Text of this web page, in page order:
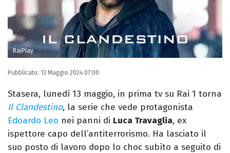
RaiPlay
Pubblicato: 13 Maggio 2024 07:00
Stasera, lunedì 13 maggio, in prima tv su Rai 1 torna
Il Clandestino, la serie che vede protagonista
Edoardo Leo nei panni di Luca Travaglia, ex
ispettore capo dell’antiterrorismo. Ha lasciato il
suo posto di lavoro dopo lo choc subìto a seguito di